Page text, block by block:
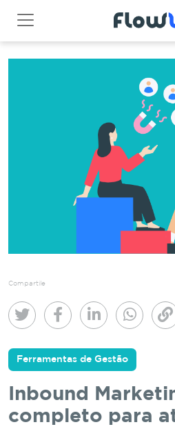
Compartile
Ferramentas de Gestão
Inbound
completo para